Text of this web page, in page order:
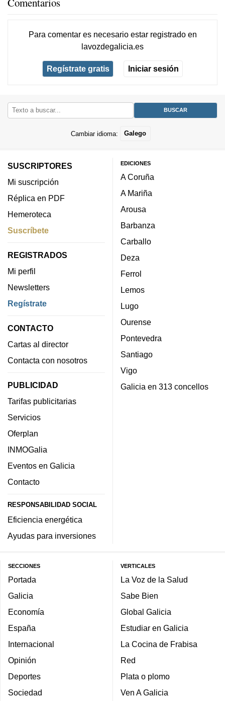
Para comentar es necesario estar registradoen
lavozdegalicia.es
Regístrate gratis Iniciar sesión
Cambiar idioma: Galego
SUSCRIPTORES
Mi suscripción
Réplica en PDF
Hemeroteca
Suscríbete
REGISTRADOS
Mi perfil
Newsletters
Regístrate
CONTACTO
Cartas al director
Contacta con nosotros
PUBLICIDAD
Tarifas publicitarias
Servicios
Oferplan
INMOGalia
Eventos en Galicia
Contacto
RESPONSABILIDAD SOCIAL
Eficiencia energética
Ayudas para inversiones
EDICIONES
A Coruña
A Mariña
Arousa
Barbanza
Carballo
Deza
Ferrol
Lemos
Lugo
Ourense
Pontevedra
Santiago
Vigo
Galicia en 313 concellos
SECCIONES
Portada
Galicia
Economía
España
Internacional
Opinión
Deportes
Sociedad
VERTICALES
La Voz de la Salud
Sabe Bien
Global Galicia
Estudiar en Galicia
La Cocina de Frabisa
Red
Plata o plomo
Ven A Galicia